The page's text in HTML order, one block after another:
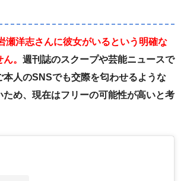
瀬洋志さんに彼女がいるという明確な
。 週刊誌のスクープや芸能ニュースで
本人のSNSでも交際を匂わせるような
ため、現在はフリーの可能性が高いと考